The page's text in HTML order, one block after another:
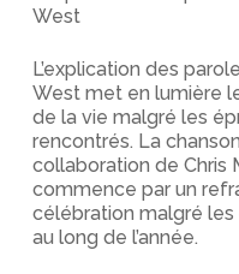
West
L’explication des
West met en lumière
de la vie malgré les
rencontrés. La
collaboration de Chris
commence par un
célébration malgré
au long de l’année.